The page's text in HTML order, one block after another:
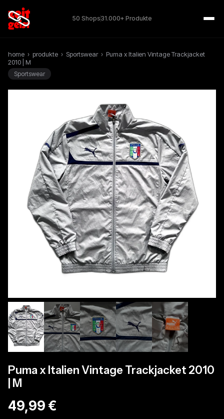
50 Shops31.000+ Produkte
home › produkte › Sportswear › Puma x Italien Vintage Trackjacket
2010 | M
Sportswear
Puma x Italien Vintage Trackjacket 2010
| M
49,99 €